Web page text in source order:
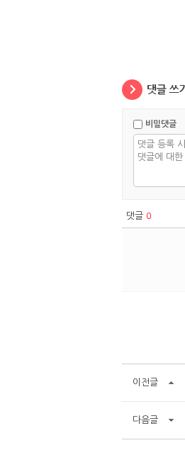
비밀댓글
댓글 0
이전글
다음글